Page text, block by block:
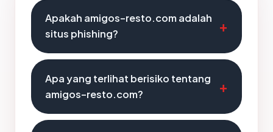
Apakah amigos-resto.com adalah
situs phishing?
Apa yang terlihat berisiko tentang
amigos-resto.com?